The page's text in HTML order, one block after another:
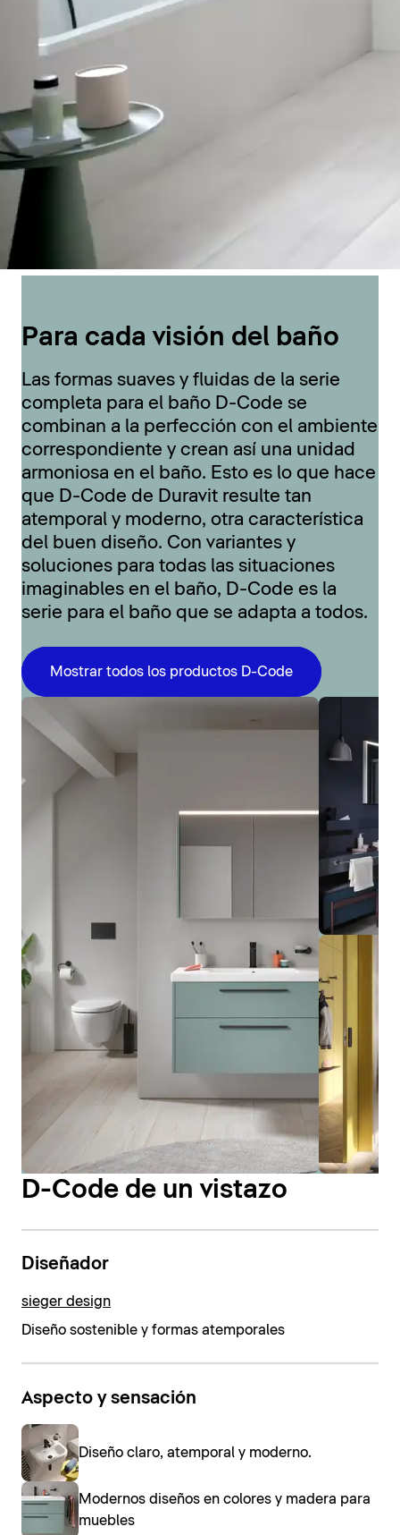
Para cada visión del baño
Las formas suaves y fluidas de la serie
completa para el baño D-Code se
combinan a la perfección con el ambiente
correspondiente y crean así una unidad
armoniosa en el baño. Esto es lo que hace
que D-Code de Duravit resulte tan
atemporal y moderno, otra característica
del buen diseño. Con variantes y
soluciones para todas las situaciones
imaginables en el baño, D-Code es la
serie para el baño que se adapta a todos.
Mostrar todos los productos D-Code
D-Code de un vistazo
Diseñador
sieger design
Diseño sostenible y formas atemporales
Aspecto y sensación
Diseño claro, atemporal y moderno.
Modernos diseños en colores y madera para
muebles